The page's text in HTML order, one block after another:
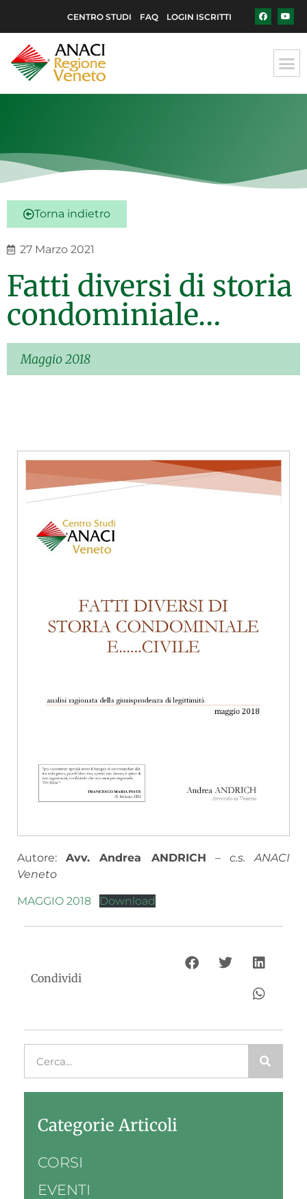
CENTRO STUDI FAQ LOGIN ISCRITTI
Torna indietro
27 Marzo 2021
Fatti diversi di storia
condominiale…
Maggio 2018
Autore:Avv. Andrea ANDRICH – c.s. ANACI
Veneto
MAGGIO 2018 Download
Condividi
Categorie Articoli
CORSI
EVENTI